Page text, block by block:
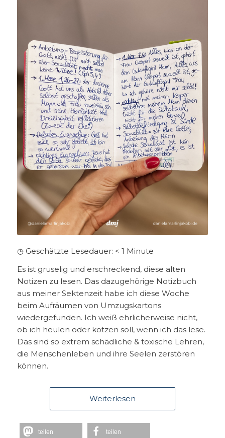
◷ Geschätzte Lesedauer: < 1 Minute
Es ist gruselig und erschreckend, diese alten
Notizen zu lesen. Das dazugehörige Notizbuch
aus meiner Sektenzeit habe ich diese Woche
beim Aufräumen von Umzugskartons
wiedergefunden. Ich weiß ehrlicherweise nicht,
ob ich heulen oder kotzen soll, wenn ich das lese.
Das sind so extrem schädliche & toxische Lehren,
die Menschenleben und ihre Seelen zerstören
können.
Weiterlesen
teilen teilen